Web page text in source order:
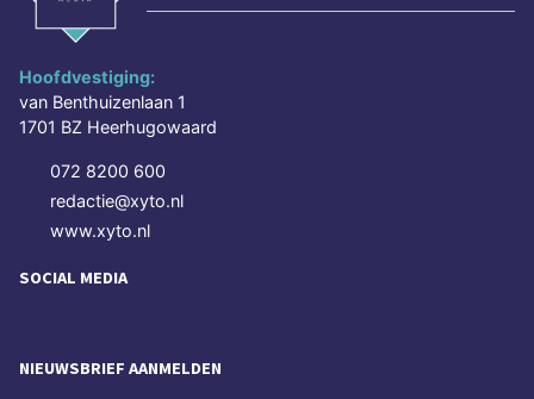
Hoofdvestiging:
van Benthuizenlaan 1
1701 BZ Heerhugowaard
072 8200 600
redactie@xyto.nl
www.xyto.nl
SOCIAL MEDIA
NIEUWSBRIEF AANMELDEN